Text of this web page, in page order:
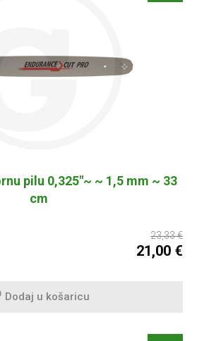
pilu 0,325"~ ~ 1,5 mm ~ 33
cm
23,33 €
21,00 €
Dodaj u košaricu